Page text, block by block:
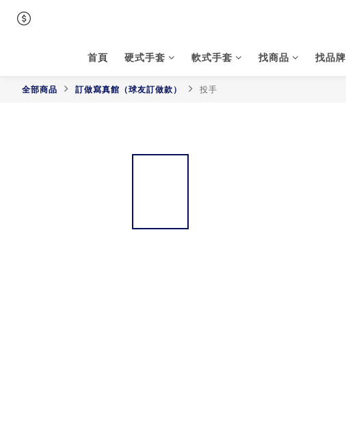
首頁 硬式手套 軟式手套 找商品 找品牌
全部商品 訂做寫真館（球友訂做款） 投手